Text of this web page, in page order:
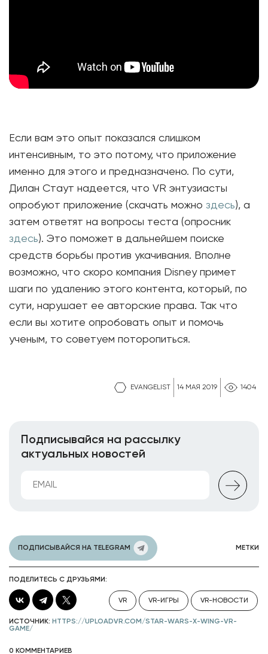
EVANGELIST 14 МАЯ 2019 1404
Если вам это опыт показался слишком
интенсивным, то это потому, что приложение
именно для этого и предназначено. По сути,
Дилан Стаут надеется, что VR энтузиасты
опробуют приложение (скачать можно здесь), а
затем ответят на вопросы теста (опросник
здесь). Это поможет в дальнейшем поиске
средств борьбы против укачивания. Вполне
возможно, что скоро компания Disney примет
шаги по удалению этого контента, который, по
сути, нарушает ее авторские права. Так что
если вы хотите опробовать опыт и помочь
ученым, то советуем поторопиться.
Подписывайся на рассылку
актуальных новостей
ПОДПИСЫВАЙСЯ НА TELEGRAM МЕТКИ
ПОДЕЛИТЕСЬ С ДРУЗЬЯМИ:
VR VR-ИГРЫ VR-НОВОСТИ
ИСТОЧНИК: HTTPS://UPLOADVR.COM/STAR-WARS-X-WING-VR-
GAME/
0 КОММЕНТАРИЕВ